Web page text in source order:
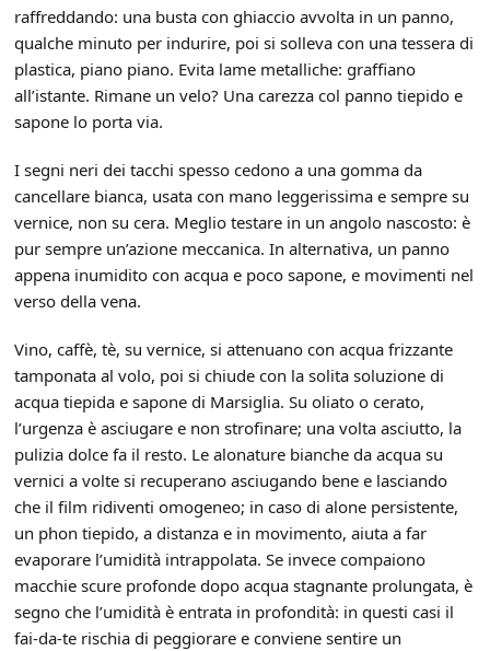
raffreddando: una busta con ghiaccio avvolta in un panno,
qualche minuto per indurire, poi si solleva con una tessera di
plastica, piano piano. Evita lame metalliche: graffiano
all’istante. Rimane un velo? Una carezza col panno tiepido e
sapone lo porta via.
I segni neri dei tacchi spesso cedono a una gomma da
cancellare bianca, usata con mano leggerissima e sempre su
vernice, non su cera. Meglio testare in un angolo nascosto: è
pur sempre un’azione meccanica. In alternativa, un panno
appena inumidito con acqua e poco sapone, e movimenti nel
verso della vena.
Vino, caffè, tè, su vernice, si attenuano con acqua frizzante
tamponata al volo, poi si chiude con la solita soluzione di
acqua tiepida e sapone di Marsiglia. Su oliato o cerato,
l’urgenza è asciugare e non strofinare; una volta asciutto, la
pulizia dolce fa il resto. Le alonature bianche da acqua su
vernici a volte si recuperano asciugando bene e lasciando
che il film ridiventi omogeneo; in caso di alone persistente,
un phon tiepido, a distanza e in movimento, aiuta a far
evaporare l’umidità intrappolata. Se invece compaiono
macchie scure profonde dopo acqua stagnante prolungata, è
segno che l’umidità è entrata in profondità: in questi casi il
fai-da-te rischia di peggiorare e conviene sentire un